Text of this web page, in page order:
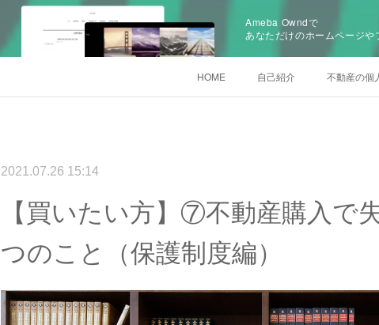
Ameba Owndで
あなただけのホームページや
HOME 自己紹介 不動産の個
2021.07.26 15:14
【買いたい方】⑦不動産購入で
つのこと（保護制度編）